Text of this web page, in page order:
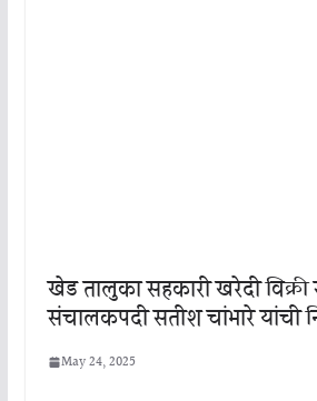
खेड तालुका सहकारी खरेदी
संचालकपदी सतीश चांभारे यांची
May 24, 2025